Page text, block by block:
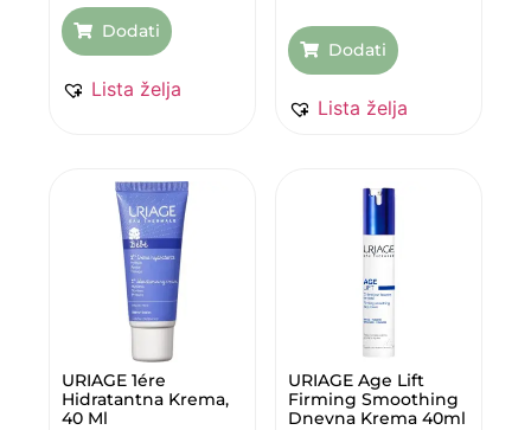
Dodati
Lista želja
Dodati
Lista želja
URIAGE 1ére
Hidratantna Krema,
40 Ml
URIAGE Age Lift
Firming Smoothing
Dnevna Krema 40ml